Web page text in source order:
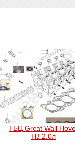
ГБЦ Great Wall
H3 2.0л